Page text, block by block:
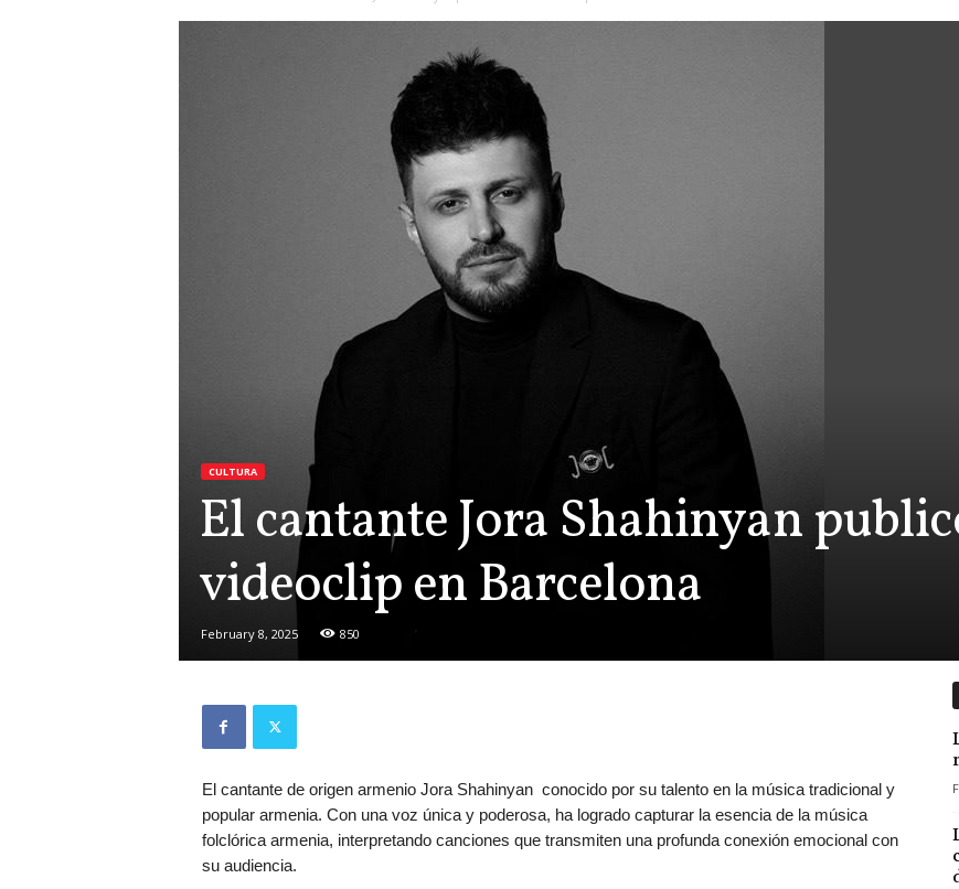
CULTURA
El cantante Jora Shahinyan
videoclip en Barcelona
February 8, 2025 850
El cantante de origen armenio Jora Shahinyan conocido por su talento en la música tradicional y
popular armenia. Con una voz única y poderosa, ha logrado capturar la esencia de la música
folclórica armenia, interpretando canciones que transmiten una profunda conexión emocional con
su audiencia.